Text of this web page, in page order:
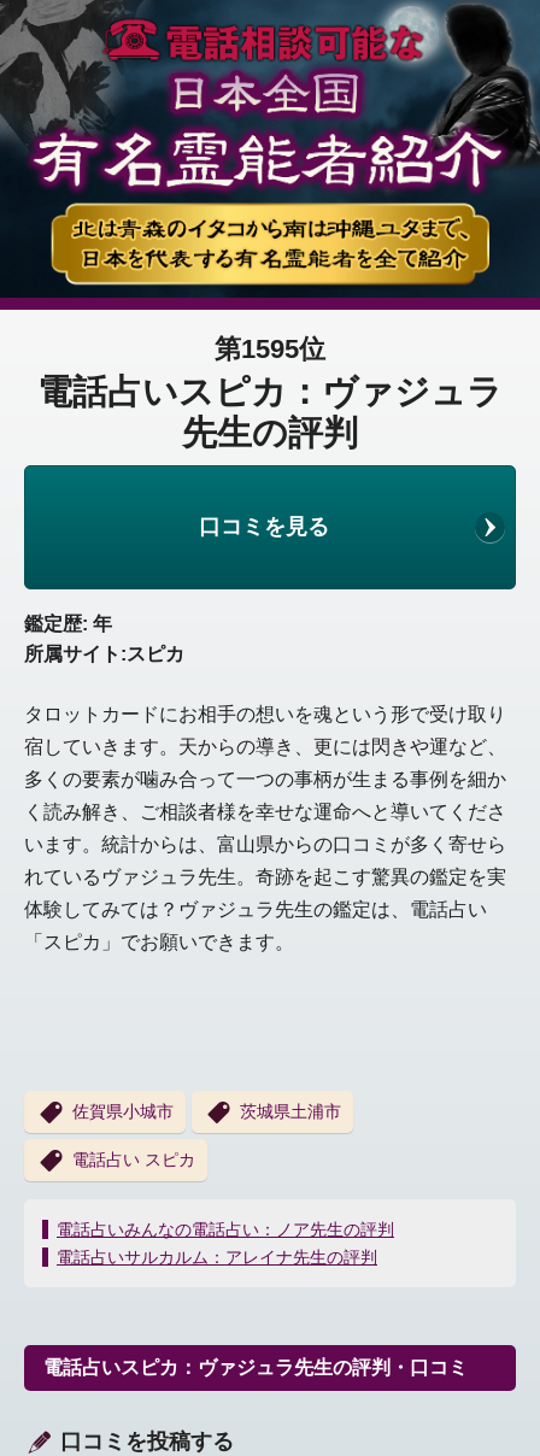
第1595位
電話占いスピカ：ヴァジュラ
先生の評判
口コミを見る
鑑定歴: 年
所属サイト:スピカ
タロットカードにお相手の想いを魂という形で受け取り
宿していきます。天からの導き、更には閃きや運など、
多くの要素が噛み合って一つの事柄が生まる事例を細か
く読み解き、ご相談者様を幸せな運命へと導いてくださ
います。統計からは、富山県からの口コミが多く寄せら
れているヴァジュラ先生。奇跡を起こす驚異の鑑定を実
体験してみては？ヴァジュラ先生の鑑定は、電話占い
「スピカ」でお願いできます。
佐賀県小城市 茨城県土浦市
電話占い スピカ
投
稿
ー
シ
ン
電話占いみんなの電話占い：ノア先生の評判
電話占いサルカルム：アレイナ先生の評判
電話占いスピカ：ヴァジュラ先生の評判・口コミ
口コミを投稿する